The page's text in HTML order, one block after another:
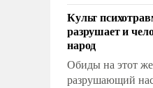
Культ
разрушает и
народ
Обиды на этот
разрушающий